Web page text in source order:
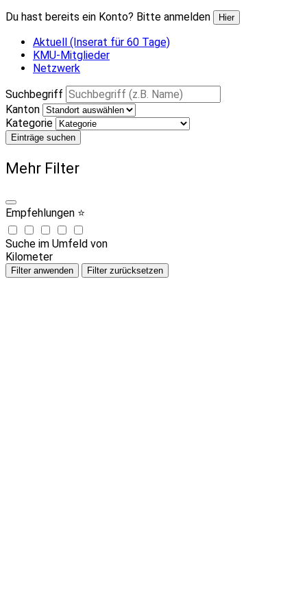
Du hast bereits ein Konto? Bitte anmelden
Hier
Aktuell (Inserat für 60 Tage)
KMU-Mitglieder
Netzwerk
Suchbegriff
Kanton
Kategorie
Einträge suchen
Mehr Filter
Empfehlungen ⭐
Suche im Umfeld von
Kilometer
Filter anwenden Filter zurücksetzen